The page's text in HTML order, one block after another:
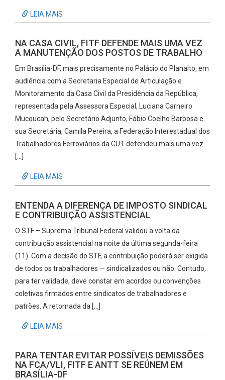
LEIA MAIS
NA CASA CIVIL, FITF DEFENDE MAIS UMA VEZ
A MANUTENÇÃO DOS POSTOS DE TRABALHO
Em Brasília-DF, mais precisamente no Palácio do Planalto, em
audiência com a Secretaria Especial de Articulação e
Monitoramento da Casa Civil da Presidência da República,
representada pela Assessora Especial, Luciana Carneiro
Mucoucah, pelo Secretário Adjunto, Fábio Coelho Barbosa e
sua Secretária, Camila Pereira, a Federação Interestadual dos
Trabalhadores Ferroviários da CUT defendeu mais uma vez
[…]
LEIA MAIS
ENTENDA A DIFERENÇA DE IMPOSTO SINDICAL
E CONTRIBUIÇÃO ASSISTENCIAL
O STF – Suprema Tribunal Federal validou a volta da
contribuição assistencial na noite da última segunda-feira
(11). Com a decisão do STF, a contribuição poderá ser exigida
de todos os trabalhadores — sindicalizados ou não. Contudo,
para ter validade, deve constar em acordos ou convenções
coletivas firmados entre sindicatos de trabalhadores e
patrões. A retomada da […]
LEIA MAIS
PARA TENTAR EVITAR POSSÍVEIS DEMISSÕES
NA FCA/VLI, FITF E ANTT SE REÚNEM EM
BRASÍLIA-DF